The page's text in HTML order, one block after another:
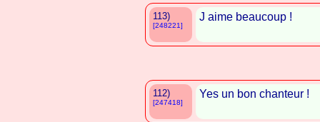
113)
[248221]
J aime beaucoup !
112)
[247418]
Yes un bon chanteur !